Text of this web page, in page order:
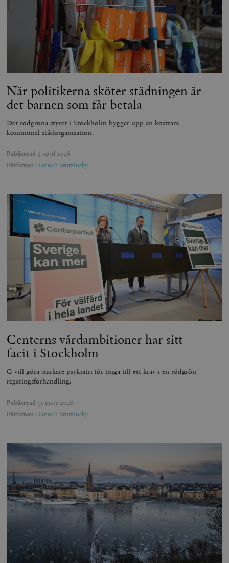
När politikerna sköter städningen är
det barnen som får betala
Det rödgröna styret i Stockholm bygger upp en kostsam
kommunal städorganisation.
Publicerad 9 april 2026
Författare Hannah Stutzinsky
Centerns vårdambitioner har sitt
facit i Stockholm
C vill göra starkare psykiatri för unga till ett krav i en rödgrön
regeringsförhandling.
Publicerad 31 mars 2026
Författare Hannah Stutzinsky